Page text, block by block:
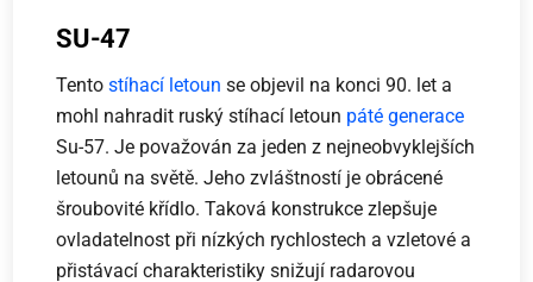
SU-47
Tentostíhací letoun se objevil na konci 90. let a
mohl nahradit ruský stíhací letoun páté generace
Su-57. Je považován za jeden z nejneobvyklejších
letounů na světě. Jeho zvláštností je obrácené
šroubovité křídlo. Taková konstrukce zlepšuje
ovladatelnost při nízkých rychlostech a vzletové a
přistávací charakteristiky snižují radarovou